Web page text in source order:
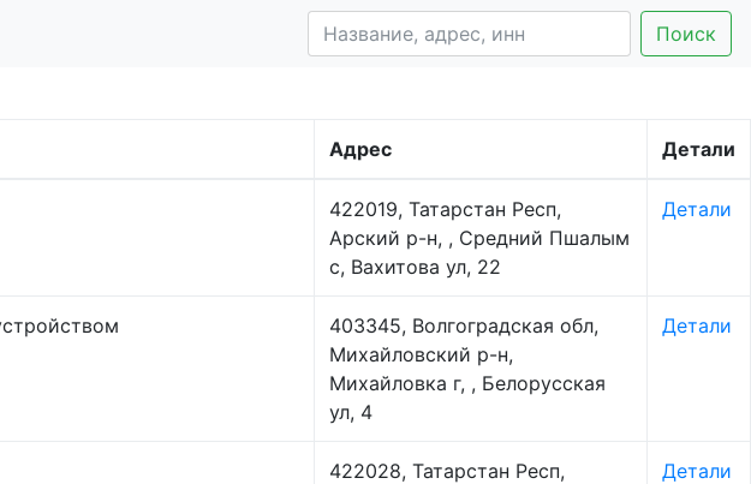
Поиск
Адрес Детали
422019, Татарстан Респ,
Арский р-н, , Средний Пшалым
с, Вахитова ул, 22
Детали
403345, Волгоградская обл,
Михайловский р-н,
Михайловка г, , Белорусская
ул, 4
Детали
422028, Татарстан Респ,
Детали